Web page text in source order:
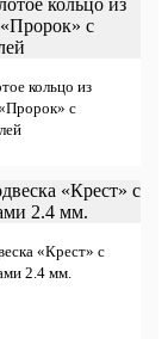
кольцо из
с
«Крест» с
2.4 мм.